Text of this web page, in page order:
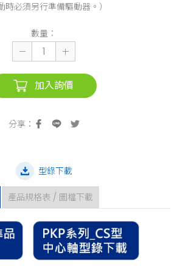
時必須另行準備驅動器。）
數量：
加入詢價
產品規格表 / 圖檔下載
型錄下載